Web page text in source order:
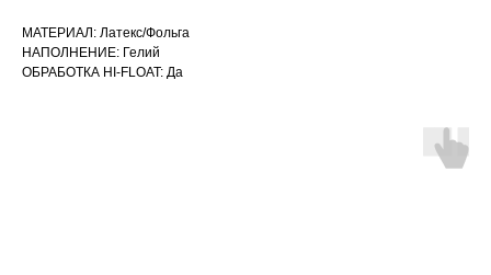
МАТЕРИАЛ: Латекс/Фольга
НАПОЛНЕНИЕ: Гелий
ОБРАБОТКА HI-FLOAT: Да